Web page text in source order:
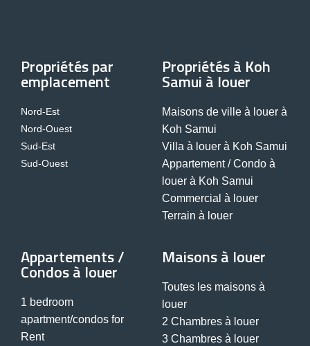
Propriétés par
emplacement
Nord-Est
Nord-Ouest
Sud-Est
Sud-Ouest
Propriétés à Koh
Samui à louer
Maisons de ville à louer à
Koh Samui
Villa à louer à Koh Samui
Appartement / Condo à
louer à Koh Samui
Commercial à louer
Terrain à louer
Appartements /
Condos à louer
1 bedroom
apartment/condos for
Rent
Maisons à louer
Toutes les maisons à
louer
2 Chambres à louer
3 Chambres à louer